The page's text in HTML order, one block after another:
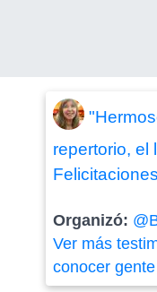
repertorio, el
Organizó:
Ver más
conocer gente